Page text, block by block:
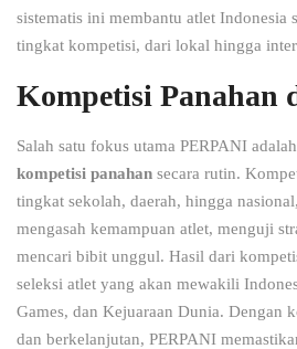
sistematis ini membantu atlet Indonesia
tingkat kompetisi, dari lokal hingga
Kompetisi Panahan
Salah satu fokus utama PERPANI
kompetisi panahan secara rutin.
tingkat sekolah, daerah, hingga
mengasah kemampuan atlet, menguji
mencari bibit unggul. Hasil dari
seleksi atlet yang akan mewakili
Games, dan Kejuaraan Dunia. Dengan
dan berkelanjutan, PERPANI